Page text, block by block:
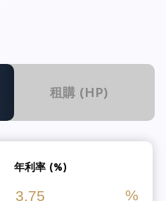
租購 (HP)
年利率 (%)